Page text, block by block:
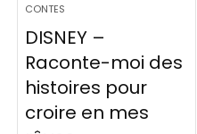
CONTES
DISNEY –
Raconte-moi des
histoires pour
croire en mes